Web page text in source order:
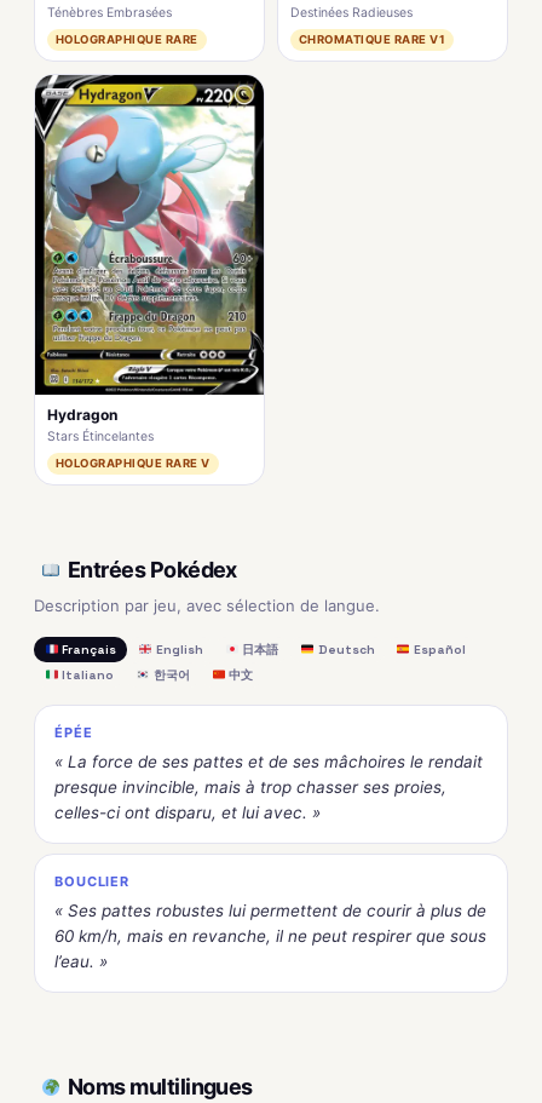
Ténèbres Embrasées
HOLOGRAPHIQUE RARE
Destinées Radieuses
CHROMATIQUE RARE V1
Hydragon
Stars Étincelantes
HOLOGRAPHIQUE RARE V
Entrées Pokédex
Description par jeu, avec sélection de langue.
Français English 日本語 Deutsch
Español
Italiano
한국어 中文
ÉPÉE
« La force de ses pattes et de ses mâchoires le rendait
presque invincible, mais à trop chasser ses proies,
celles-ci ont disparu, et lui avec. »
BOUCLIER
« Ses pattes robustes lui permettent de courir à plus de
60 km/h, mais en revanche, il ne peut respirer que sous
l’eau. »
Noms multilingues